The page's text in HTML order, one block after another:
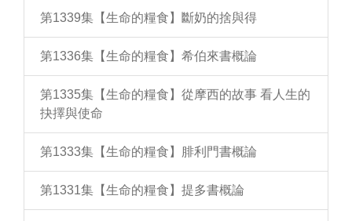
第1339集【生命的糧食】斷奶的捨與得
第1336集【生命的糧食】希伯來書概論
第1335集【生命的糧食】從摩西的故事 看人生的
抉擇與使命
第1333集【生命的糧食】腓利門書概論
第1331集【生命的糧食】提多書概論